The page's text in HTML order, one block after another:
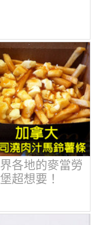
各地的麥當勞
超想要！